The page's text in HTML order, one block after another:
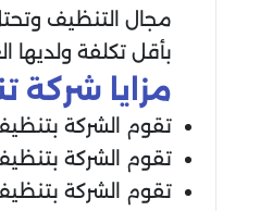
مجال التنظيف
بأقل تكلفة ولديها
مزايا
تقوم الشركة بتنظيف
تقوم الشركة
تقوم الشركة